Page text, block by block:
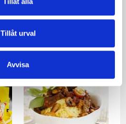
Tillåt urval
Avvisa
kyckling